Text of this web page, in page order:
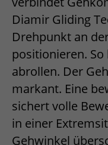
Diamir Gliding
Drehpunkt an
positionieren.
abrollen. Der
markant. Eine
sichert volle
in einer
Gehwinkel